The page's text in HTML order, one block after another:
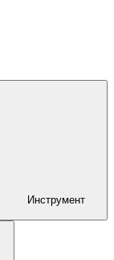
Инструмент